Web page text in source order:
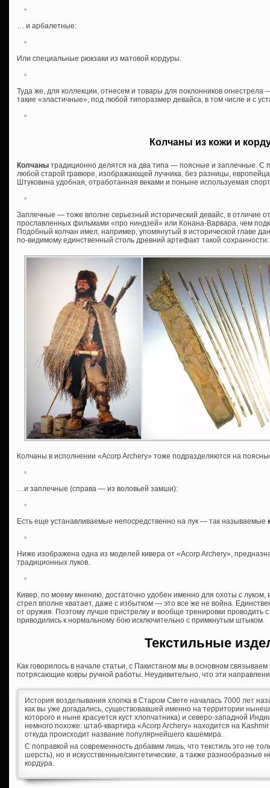
… и арбалетные:
Или специальные рюкзаки из матовой кордуры.
Туда же, для коллекции, отнесем и товары для поклонников
такие «эластичные», под любой типоразмер девайса, в том числе и с
Колчаны из кожи и
Колчаны традиционно делятся на два типа — поясные и заплечные. С
любой старой гравюре, изображающей лучника, без разницы,
Штуковина удобная, отработанная веками и поныне используемая
Заплечные — тоже вполне серьезный исторический девайс, в отличие
прославленных фильмами «про ниндзей» или Конана-Варвара, чем
Подобный колчан имел, например, упомянутый в исторической главе
по-видимому единственный столь древний артефакт такой сохранности:
Колчаны в исполнении «Acorp Archery» тоже подразделяются на
…и заплечные (справа — из воловьей замши):
Есть еще устанавливаемые непосредственно на лук — так называемые
Ниже изображена одна из моделей кивера от «Acorp Archery»,
традиционных луков.
Кивер, по моему мнению, достаточно удобен именно для охоты с луком,
стрел вполне хватает, даже с избытком — это все же не война.
от оружия. Поэтому лучше пристрелку и вообще тренировки проводить
приводились к нормальному бою исключительно с примкнутым штыком.
Текстильные
Как говорилось в начале статьи, с Пакистаном мы в основном
потрясающие ковры ручной работы. Неудивительно, что эти
История возделывания хлопка в Старом Свете началась 7000 лет
как вы уже догадались, существовавшей именно на территории
которого и ныне красуется куст хлопчатника) и северо-западной
немного похоже: штаб-квартира «Acorp Archery» находится на
откуда происходит название популярнейшего кашемира.
С поправкой на современность добавим лишь, что текстиль это не
шерсть), но и искусственные/синтетические, а также разнообразные
кордура.